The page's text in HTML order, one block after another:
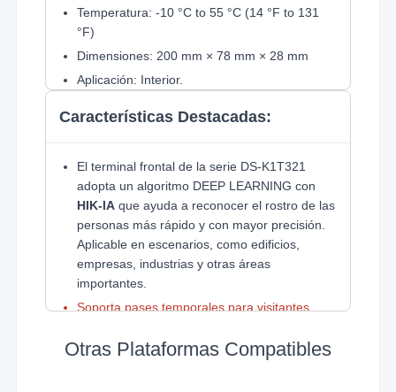
Temperatura: -10 °C to 55 °C (14 °F to 131
°F)
Dimensiones: 200 mm × 78 mm × 28 mm
Aplicación: Interior.
Relay NC/NO: 1
USB: 1
Botón de salida: 1
Red cableada y WiFi.
Sensor de puerta
Características Destacadas:
El terminal frontal de la serie DS-K1T321
adopta un algoritmo DEEP LEARNING con
HIK-IAque ayuda a reconocer el rostro de las
personas más rápido y con mayor precisión.
Aplicable en escenarios, como edificios,
empresas, industrias y otras áreas
importantes.
Soporta pases temporales para visitantes
No tiene función de videoportero.
Otras Plataformas Compatibles